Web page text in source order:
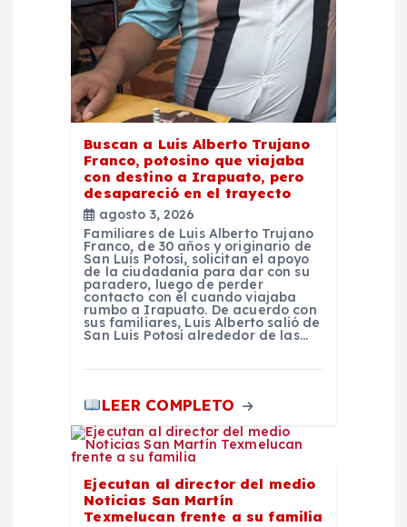
Buscan a Luis Alberto Trujano
Franco, potosino que viajaba
con destino a Irapuato, pero
desapareció en el trayecto
agosto 3, 2026
Familiares de Luis Alberto Trujano
Franco, de 30 años y originario de
San Luis Potosí, solicitan el apoyo
de la ciudadanía para dar con su
paradero, luego de perder
contacto con él cuando viajaba
rumbo a Irapuato. De acuerdo con
sus familiares, Luis Alberto salió de
San Luis Potosí alrededor de las…
LEER COMPLETO
Ejecutan al director del medio
Noticias San Martín
Texmelucan frente a su familia